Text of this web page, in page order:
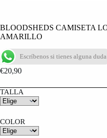
BLOODSHEDS CAMISETA
AMARILLO
Escríbenos si tienes alguna duda
€20,90
TALLA
COLOR